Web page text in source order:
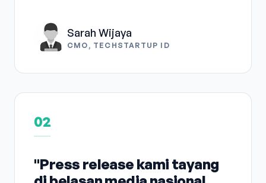
Sarah Wijaya
CMO, TECHSTARTUP ID
02
"Press release kami tayang